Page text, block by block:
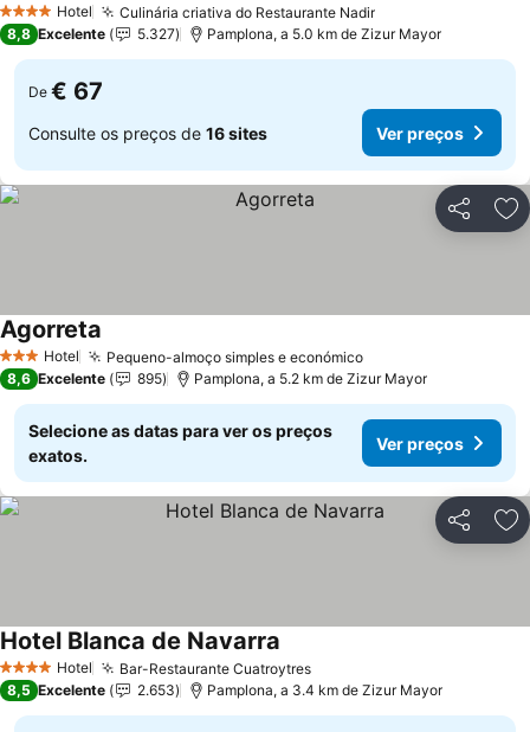
4 EstrelasHotel Culinária criativa do Restaurante NadirVer preços
8,8 Excelente 5.327 Pamplona, a 5.0 km de Zizur Mayor
De € 67
Consulte os preços de 16 sites Ver preços
Partilhar
3 EstrelasHotel Pequeno-almoço simples e económicoVer preços
Agorreta
8,6 Excelente 895 Pamplona, a 5.2 km de Zizur Mayor
Selecione as datas para ver os preços
exatos.
Ver preços
Partilhar
4 EstrelasHotel Bar-Restaurante CuatroytresVer preços
Hotel Blanca de Navarra
8,5 Excelente 2.653 Pamplona, a 3.4 km de Zizur Mayor